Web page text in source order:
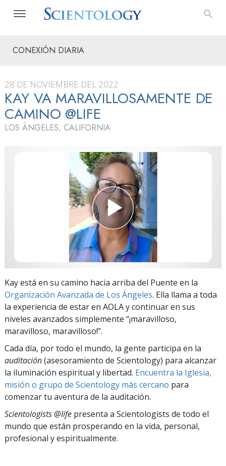
CONEXIÓN DIARIA
28 DE NOVIEMBRE DEL 2022
KAY VA MARAVILLOSAMENTE DE
CAMINO @LIFE
LOS ÁNGELES, CALIFORNIA
Kay está en su camino hacia arriba del Puente en la
Organización Avanzada de Los Ángeles. Ella llama a toda
la experiencia de estar en AOLA y continuar en sus
niveles avanzados simplemente “¡maravilloso,
maravilloso, maravilloso!”.
Cada día, por todo el mundo, la gente participa en la
auditación(asesoramiento de Scientology) para alcanzar
la iluminación espiritual y libertad. Encuentra la Iglesia,
misión o grupo de Scientology más cercano para
comenzar tu aventura de la auditación.
Scientologists @life presenta a Scientologists de todo el
mundo que están prosperando en la vida, personal,
profesional y espiritualmente.